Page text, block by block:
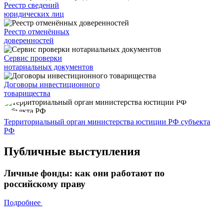
Реестр сведений
юридических лиц
Реестр отменённых
доверенностей
Сервис проверки
нотариальных документов
Договоры инвестиционного
товарищества
Территориальный орган министерства юстиции РФ субъекта
РФ
Публичные выступления
Личные фонды: как они работают по
российскому праву
Подробнее